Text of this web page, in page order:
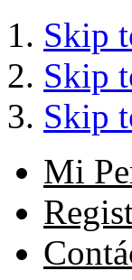
Skip
Skip
Skip
Mi